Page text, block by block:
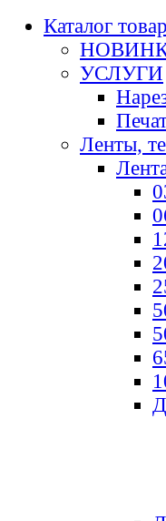
Каталог
УСЛУГИ
Ленты,